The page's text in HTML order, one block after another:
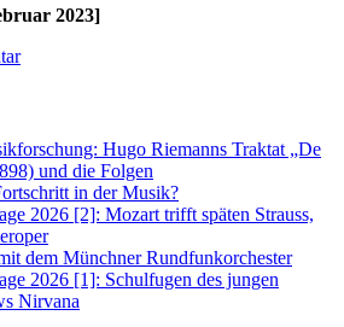
2023]
Hugo Riemanns Traktat „De
und die Folgen
in der Musik?
2026 [2]: Mozart trifft späten Strauss,
dem Münchner Rundfunkorchester
2026 [1]: Schulfugen des jungen
Nirvana